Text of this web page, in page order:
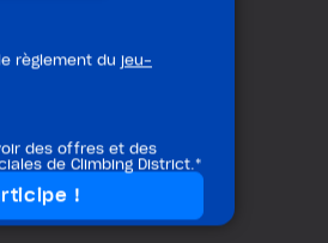
règlement du jeu-
des offres et des
de Climbing District.*